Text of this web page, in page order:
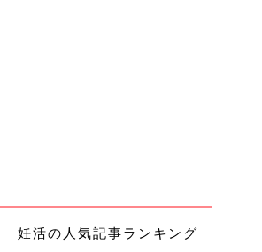
妊活の人気記事ランキング